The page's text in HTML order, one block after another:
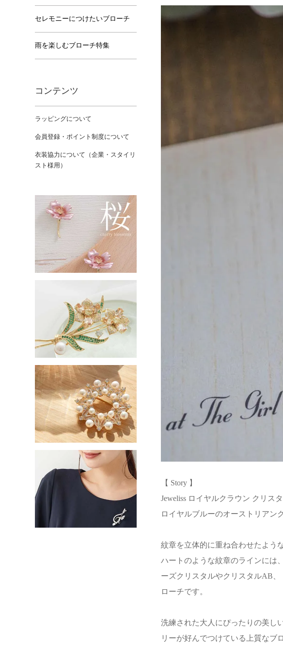
【 Story 】
Jeweliss ロイヤルクラウン クリス
ロイヤルブルーのオーストリアン
紋章を立体的に重ね合わせたよう
ハートのような紋章のラインには
ーズクリスタルやクリスタルAB
ローチです。
洗練された大人にぴったりの美し
リーが好んでつけている上質なブ
セレモニーにつけたいブローチ
雨を楽しむブローチ特集
コンテンツ
ラッピングについて
会員登録・ポイント制度について
衣装協力について（企業・スタイリ
スト様用）